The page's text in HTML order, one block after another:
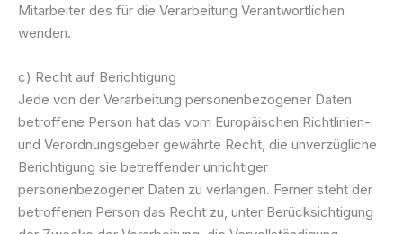
Mitarbeiter des für die Verarbeitung Verantwortlichen
wenden.
c) Recht auf Berichtigung
Jede von der Verarbeitung personenbezogener Daten
betroffene Person hat das vom Europäischen Richtlinien-
und Verordnungsgeber gewährte Recht, die unverzügliche
Berichtigung sie betreffender unrichtiger
personenbezogener Daten zu verlangen. Ferner steht der
betroffenen Person das Recht zu, unter Berücksichtigung